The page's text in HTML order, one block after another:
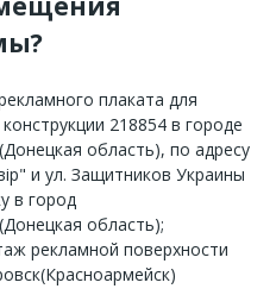
плаката для
218854 в городе
область), по адресу
и ул. Защитников Украины
в город
область);
рекламной поверхности